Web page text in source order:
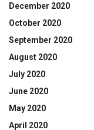
December 2020
October 2020
September 2020
August 2020
July 2020
June 2020
May 2020
April 2020